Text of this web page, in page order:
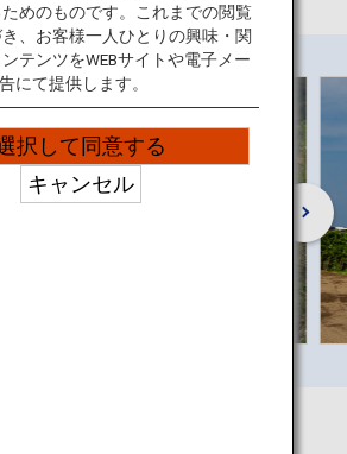
めのものです。これまでの閲覧
、お客様一人ひとりの興味・関
テンツをWEBサイトや電子メー
にて提供します。
択して同意する
キャンセル